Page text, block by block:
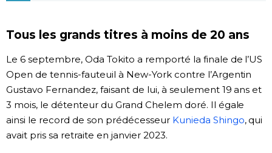
Images
Vidéos
Tokyo
Tous les grands titres à moins de 20 ans
Le 6 septembre, Oda Tokito a remporté la finale de l’US
Open de tennis-fauteuil à New-York contre l’Argentin
Gustavo Fernandez, faisant de lui, à seulement 19 ans et
3 mois, le détenteur du Grand Chelem doré. Il égale
ainsi le record de son prédécesseur Kunieda Shingo, qui
avait pris sa retraite en janvier 2023.